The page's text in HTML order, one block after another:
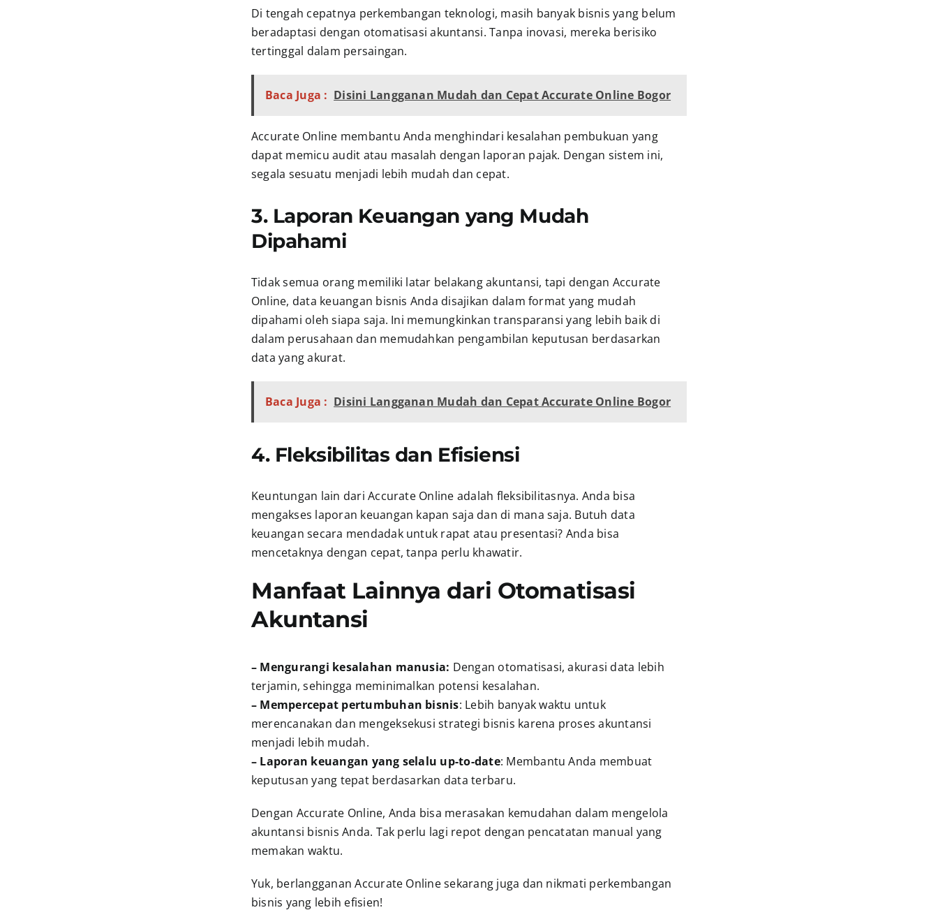
Di tengah cepatnya perkembangan teknologi, masih banyak bisnis yang belum
beradaptasi dengan otomatisasi akuntansi. Tanpa inovasi, mereka berisiko
tertinggal dalam persaingan.
Baca Juga : Disini Langganan Mudah dan Cepat Accurate Online Bogor
Accurate Online membantu Anda menghindari kesalahan pembukuan yang
dapat memicu audit atau masalah dengan laporan pajak. Dengan sistem ini,
segala sesuatu menjadi lebih mudah dan cepat.
3. Laporan Keuangan yang Mudah
Dipahami
Tidak semua orang memiliki latar belakang akuntansi, tapi dengan Accurate
Online, data keuangan bisnis Anda disajikan dalam format yang mudah
dipahami oleh siapa saja. Ini memungkinkan transparansi yang lebih baik di
dalam perusahaan dan memudahkan pengambilan keputusan berdasarkan
data yang akurat.
Baca Juga : Disini Langganan Mudah dan Cepat Accurate Online Bogor
4. Fleksibilitas dan Efisiensi
Keuntungan lain dari Accurate Online adalah fleksibilitasnya. Anda bisa
mengakses laporan keuangan kapan saja dan di mana saja. Butuh data
keuangan secara mendadak untuk rapat atau presentasi? Anda bisa
mencetaknya dengan cepat, tanpa perlu khawatir.
Manfaat Lainnya dari Otomatisasi
Akuntansi
– Mengurangi kesalahan manusia: Dengan otomatisasi, akurasi data lebih
terjamin, sehingga meminimalkan potensi kesalahan.
– Mempercepat pertumbuhan bisnis: Lebih banyak waktu untuk
merencanakan dan mengeksekusi strategi bisnis karena proses akuntansi
menjadi lebih mudah.
– Laporan keuangan yang selalu up-to-date: Membantu Anda membuat
keputusan yang tepat berdasarkan data terbaru.
Dengan Accurate Online, Anda bisa merasakan kemudahan dalam mengelola
akuntansi bisnis Anda. Tak perlu lagi repot dengan pencatatan manual yang
memakan waktu.
Yuk, berlangganan Accurate Online sekarang juga dan nikmati perkembangan
bisnis yang lebih efisien!